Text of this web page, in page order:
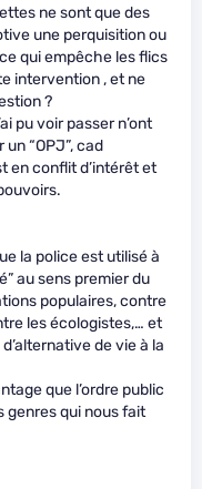
ne sont que des
une perquisition ou
qui empêche les flics
intervention , et ne
?
pu voir passer n’ont
“OPJ”, cad
en conflit d’intérêt et
la police est utilisé à
au sens premier du
populaires, contre
les écologistes,… et
de vie à la
que l’ordre public
genres qui nous fait